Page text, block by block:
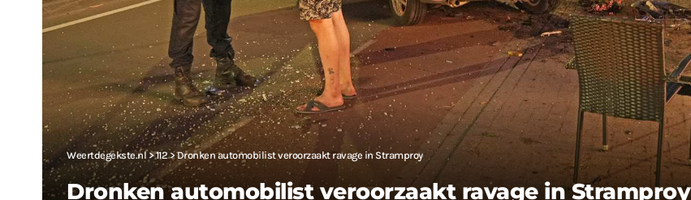
Weertdegekste.nl>112>Dronken automobilist veroorzaakt ravage in Stramproy
Dronken automobilist veroorzaakt ravage in Stramproy